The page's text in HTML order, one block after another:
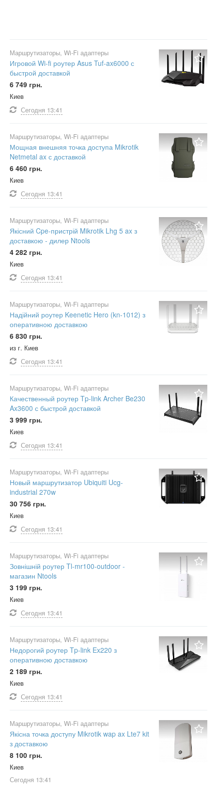
Маршрутизаторы, Wi-Fi адаптеры
Игровой Wi-fi роутер Asus Tuf-ax6000 с
быстрой доставкой
6 749 грн.
Киев
Сегодня 13:41
Маршрутизаторы, Wi-Fi адаптеры
Мощная внешняя точка доступа Mikrotik
Netmetal ax с доставкой
6 460 грн.
Киев
Сегодня 13:41
Маршрутизаторы, Wi-Fi адаптеры
Якісний Cpe-пристрій Mikrotik Lhg 5 ax з
доставкою - дилер Ntools
4 282 грн.
Киев
Сегодня 13:41
Маршрутизаторы, Wi-Fi адаптеры
Надійний роутер Keenetic Hero (kn-1012) з
оперативною доставкою
6 830 грн.
из г. Киев
Сегодня 13:41
Маршрутизаторы, Wi-Fi адаптеры
Качественный роутер Tp-link Archer Be230
Ax3600 с быстрой доставкой
3 999 грн.
Киев
Сегодня 13:41
Маршрутизаторы, Wi-Fi адаптеры
Новый маршрутизатор Ubiquiti Ucg-
industrial 270w
30 756 грн.
Киев
Сегодня 13:41
Маршрутизаторы, Wi-Fi адаптеры
Зовнішній роутер Tl-mr100-outdoor -
магазин Ntools
3 199 грн.
Киев
Сегодня 13:41
Маршрутизаторы, Wi-Fi адаптеры
Недорогий роутер Tp-link Ex220 з
оперативною доставкою
2 189 грн.
Киев
Сегодня 13:41
Маршрутизаторы, Wi-Fi адаптеры
Якісна точка доступу Mikrotik wap ax Lte7 kit
з доставкою
8 100 грн.
Киев
Сегодня 13:41